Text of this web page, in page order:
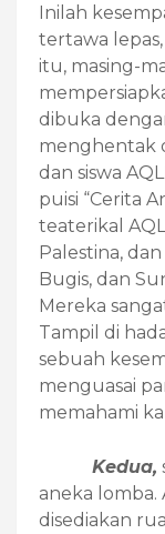
Inilah
tertawa
itu, masing-
dibuka
menghentak
dan siswa
puisi “Cerita
teaterikal
Palestina,
Bugis, dan
Mereka
Tampil di
sebuah
menguasai
memahami
Kedua,
aneka lomba.
disediakan